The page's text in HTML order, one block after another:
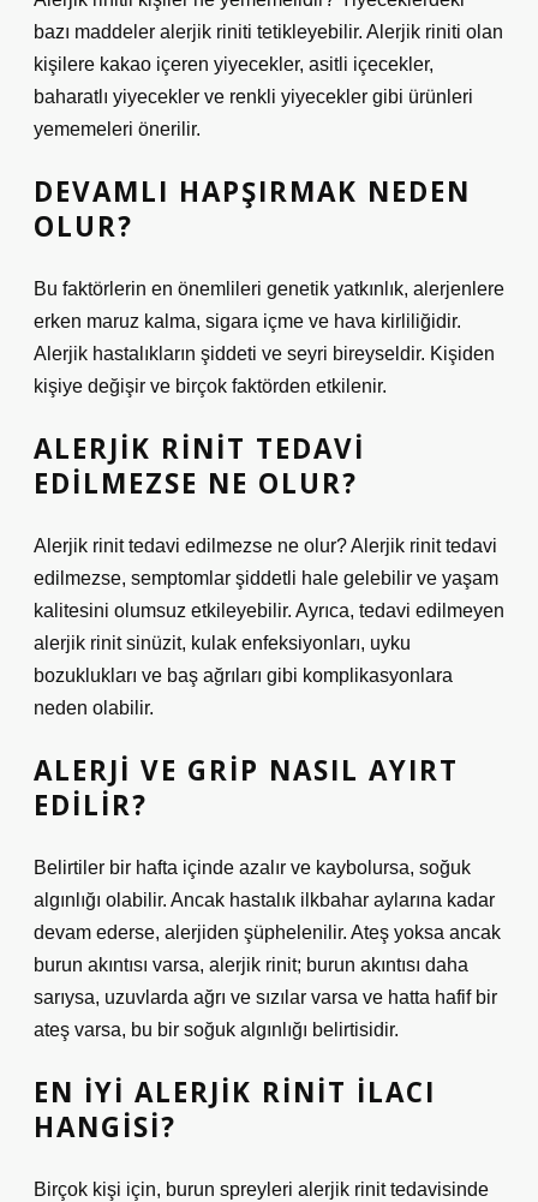
bazı maddeler alerjik riniti tetikleyebilir. Alerjik riniti olan
kişilere kakao içeren yiyecekler, asitli içecekler,
baharatlı yiyecekler ve renkli yiyecekler gibi ürünleri
yememeleri önerilir.
DEVAMLI HAPŞIRMAK NEDEN
OLUR?
Bu faktörlerin en önemlileri genetik yatkınlık, alerjenlere
erken maruz kalma, sigara içme ve hava kirliliğidir.
Alerjik hastalıkların şiddeti ve seyri bireyseldir. Kişiden
kişiye değişir ve birçok faktörden etkilenir.
ALERJIK RINIT TEDAVI
EDILMEZSE NE OLUR?
Alerjik rinit tedavi edilmezse ne olur? Alerjik rinit tedavi
edilmezse, semptomlar şiddetli hale gelebilir ve yaşam
kalitesini olumsuz etkileyebilir. Ayrıca, tedavi edilmeyen
alerjik rinit sinüzit, kulak enfeksiyonları, uyku
bozuklukları ve baş ağrıları gibi komplikasyonlara
neden olabilir.
ALERJI VE GRIP NASIL AYIRT
EDILIR?
Belirtiler bir hafta içinde azalır ve kaybolursa, soğuk
algınlığı olabilir. Ancak hastalık ilkbahar aylarına kadar
devam ederse, alerjiden şüphelenilir. Ateş yoksa ancak
burun akıntısı varsa, alerjik rinit; burun akıntısı daha
sarıysa, uzuvlarda ağrı ve sızılar varsa ve hatta hafif bir
ateş varsa, bu bir soğuk algınlığı belirtisidir.
EN IYI ALERJIK RINIT ILACI
HANGISI?
Birçok kişi için, burun spreyleri alerjik rinit tedavisinde